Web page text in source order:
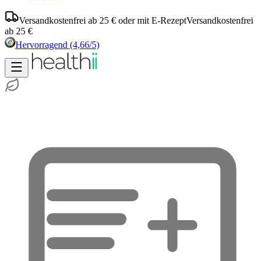
Versandkostenfrei ab 25 € oder mit E-RezeptVersandkostenfrei
ab 25 €
Hervorragend (4,66/5)